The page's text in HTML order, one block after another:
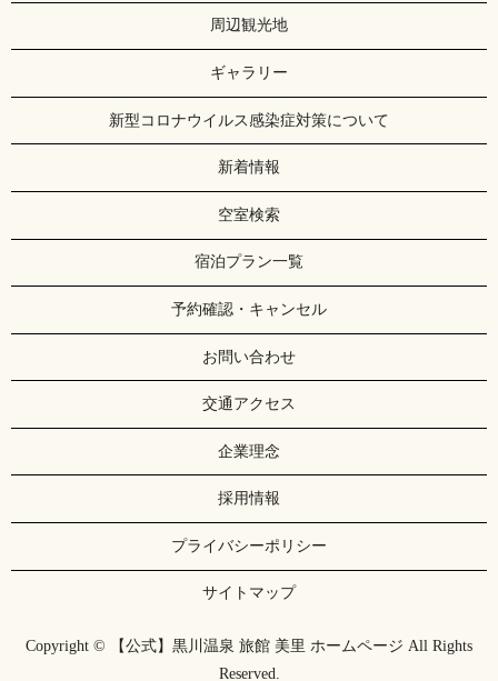
周辺観光地
ギャラリー
新型コロナウイルス感染症対策について
新着情報
空室検索
宿泊プラン一覧
予約確認・キャンセル
お問い合わせ
交通アクセス
企業理念
採用情報
プライバシーポリシー
サイトマップ
Copyright © 【公式】黒川温泉 旅館 美里 ホームページ All Rights
Reserved.